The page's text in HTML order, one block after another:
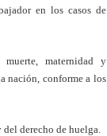
en los casos de
maternidad y
nación, conforme a los
derecho de huelga.